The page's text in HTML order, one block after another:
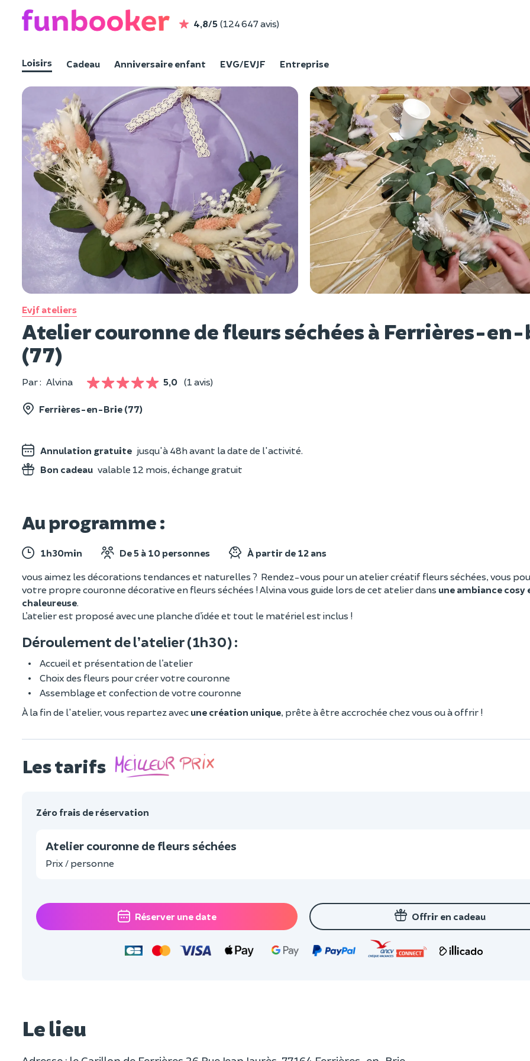
4,8/5 (124 647 avis)
Loisirs Cadeau Anniversaire enfant EVG/EVJF Entreprise
Voir
Evjf ateliers
Atelier couronne de fleurs séchées à Ferrières-
(77)
Par : Alvina 5,0 (1 avis)
Ferrières-en-Brie (77)
Annulation gratuite jusqu'à 48h avant la date de l'activité.
Bon cadeau valable 12 mois, échange gratuit
Au programme :
1h30min De 5 à 10 personnes À partir de 12 ans
vous aimez les décorations tendances et naturelles ? Rendez-vous pour un atelier créatif fleurs séchées, vous
votre propre couronne décorative en fleurs séchées ! Alvina vous guide lors de cet atelier dans une ambiance cosy
chaleureuse.
L’atelier est proposé avec une planche d’idée et tout le matériel est inclus !
Déroulement de l’atelier (1h30) :
Accueil et présentation de l’atelier
Choix des fleurs pour créer votre couronne
Assemblage et confection de votre couronne
À la fin de l'atelier, vous repartez avec une création unique, prête à être accrochée chez vous ou à offrir !
Les tarifs
Zéro frais de réservation
Atelier couronne de fleurs séchées
Prix / personne
Réserver une date Offrir en cadeau
Le lieu